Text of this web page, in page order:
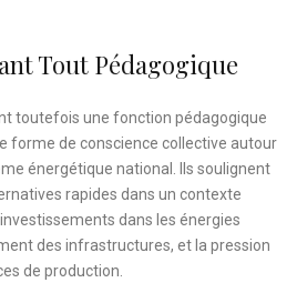
Tout Pédagogique
toutefois une fonction pédagogique
forme de conscience collective autour
énergétique national. Ils soulignent
rapides dans un contexte
dans les énergies
des infrastructures, et la pression
de production.